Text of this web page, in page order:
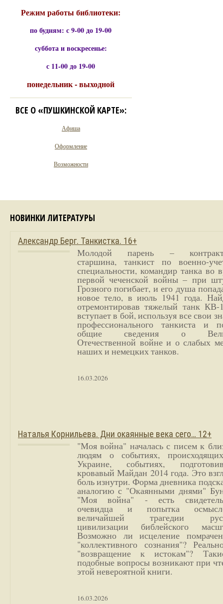
Режим работы библиотеки:
по будням: с 9-00 до 19-00
суббота и воскресенье:
с 11-00 до 19-00
понедельник - выходной
ВСЕ О «ПУШКИНСКОЙ КАРТЕ»:
Афиша
Оформление
Возможности
НОВИНКИ ЛИТЕРАТУРЫ
Александр Берг. Танкистка. 16+
Молодой парень –
старшина, танкист по военно-
специальности, командир танка во
первой чеченской войны – при
Грозного погибает, и его душа
новое тело, в июль 1941 года.
отремонтировав тяжелый танк
вступает в бой, используя все свои
профессионального танкиста и
общие сведения о
Отечественной войне и о слабых
наших и немецких танков.
16.03.2026
Наталья Корнильева. Дни окаянные века сего… 12+
"Моя война" началась с писем к
людям о событиях,
Украине, событиях,
кровавый Майдан 2014 года. Это
боль изнутри. Форма дневника
аналогию с "Окаянными днями"
"Моя война" - есть
очевидца и попытка
величайшей трагедии
цивилизации библейского
Возможно ли исцеление
"коллективного сознания"?
"возвращение к истокам"?
подобные вопросы возникают при
этой невероятной книги.
16.03.2026